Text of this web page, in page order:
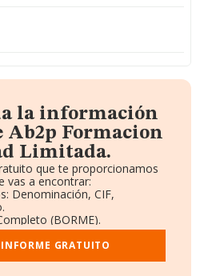
la información
Ab2p Formacion
Limitada.
que te proporcionamos
vas a encontrar:
Denominación, CIF,
(BORME).
Ventas y Empleados.
y Administradores.
GRATUITO